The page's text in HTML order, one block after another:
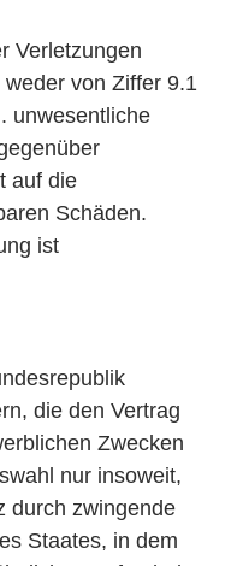
Verletzungen
von Ziffer 9.1
unwesentliche
auf die
Schäden.
ist
die den Vertrag
Zwecken
nur insoweit,
durch zwingende
Staates, in dem